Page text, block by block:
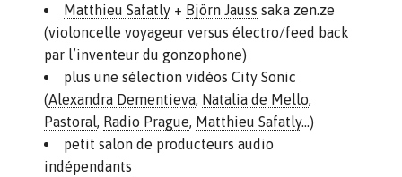
Matthieu Safatly + Björn Jauss saka zen.ze
(violoncelle voyageur versus électro/feed back
par l’inventeur du gonzophone)
plus une sélection vidéos City Sonic
(Alexandra Dementieva, Natalia de Mello,
Pastoral, Radio Prague, Matthieu Safatly…)
petit salon de producteurs audio
indépendants